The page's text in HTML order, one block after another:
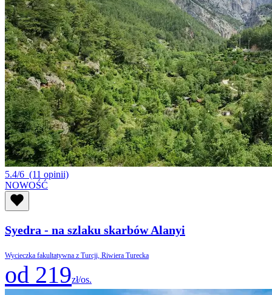
5.4/6 (11 opinii)
NOWOŚĆ
Syedra - na szlaku skarbów Alanyi
Wycieczka fakultatywna z Turcji, Riwiera Turecka
od 219zł/os.